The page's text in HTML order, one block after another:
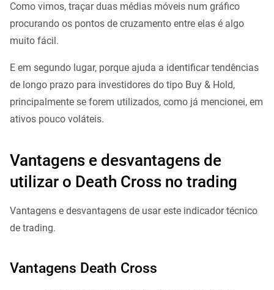
Como vimos, traçar duas médias móveis num gráfico
procurando os pontos de cruzamento entre elas é algo
muito fácil.
E em segundo lugar, porque ajuda a identificar tendências
de longo prazo para investidores do tipo Buy & Hold,
principalmente se forem utilizados, como já mencionei, em
ativos pouco voláteis.
Vantagens e desvantagens de
utilizar o Death Cross no trading
Vantagens e desvantagens de usar este indicador técnico
de trading.
Vantagens Death Cross